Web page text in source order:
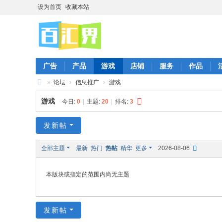
设为首页 收藏本站
广告 产品 游戏 店铺 服务 作品
百
汇
» 论坛 › 信息推广 › 游戏
游戏 今日: 0 主题: 20 排名: 3
发新帖
全部主题 最新 热门 热帖 精华 更多 2026-08-06
本版块或指定的范围内尚无主题
发新帖